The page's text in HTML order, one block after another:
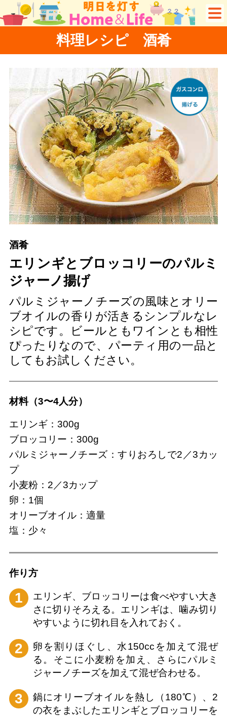
料理レシピ 酒肴
酒肴
エリンギとブロッコリーのパルミ
ジャーノ揚げ
パルミジャーノチーズの風味とオリー
ブオイルの香りが活きるシンプルなレ
シピです。ビールともワインとも相性
ぴったりなので、パーティ用の一品と
してもお試しください。
材料（3〜4人分）
エリンギ：300g
ブロッコリー：300g
パルミジャーノチーズ：すりおろしで2／3カッ
プ
小麦粉：2／3カップ
卵：1個
オリーブオイル：適量
塩：少々
作り⽅
1
エリンギ、ブロッコリーは食べやすい大き
さに切りそろえる。エリンギは、噛み切り
やすいように切れ目を入れておく。
2
卵を割りほぐし、水150ccを加えて混ぜ
る。そこに小麦粉を加え、さらにパルミ
ジャーノチーズを加えて混ぜ合わせる。
3
鍋にオリーブオイルを熱し（180℃）、2
の衣をまぶしたエリンギとブロッコリーを